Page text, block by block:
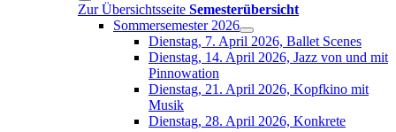
Zur Übersichtsseite Semesterübersicht
Sommersemester 2026
Dienstag, 7. April 2026, Ballet Scenes
Dienstag, 14. April 2026, Jazz von und mit
Pinnowation
Dienstag, 21. April 2026, Kopfkino mit
Musik
Dienstag, 28. April 2026, Konkrete